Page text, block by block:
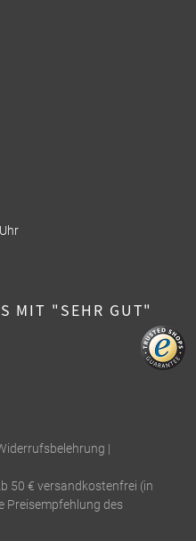
MIT "SEHR GUT"
|
50 € versandkostenfrei (in
Preisempfehlung des